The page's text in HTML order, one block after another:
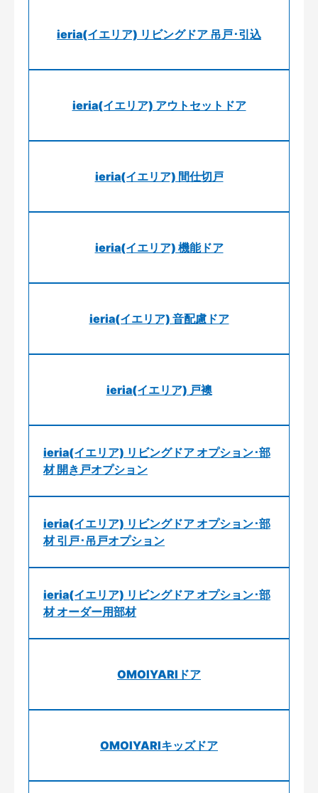
ieria(イエリア) リビングドア 吊戸･引込
ieria(イエリア) アウトセットドア
ieria(イエリア) 間仕切戸
ieria(イエリア) 機能ドア
ieria(イエリア) 音配慮ドア
ieria(イエリア) 戸襖
ieria(イエリア) リビングドア オプション･部
材 開き戸オプション
ieria(イエリア) リビングドア オプション･部
材 引戸･吊戸オプション
ieria(イエリア) リビングドア オプション･部
材 オーダー用部材
OMOIYARIドア
OMOIYARIキッズドア